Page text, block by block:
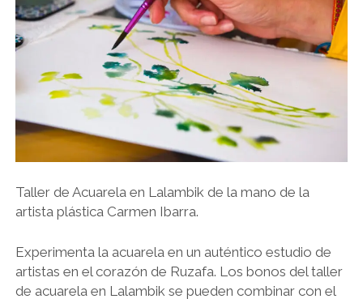
EXPERIENCIAS ARTÍSTICAS (TALLERES) PARA GRUPOS PRIVADOS
WINE TIME WITH ARTISTS
Taller de Acuarela en Lalambik de la mano de la
artista plástica Carmen Ibarra.
Experimenta la acuarela en un auténtico estudio de
artistas en el corazón de Ruzafa. Los bonos del taller
de acuarela en Lalambik se pueden combinar con el